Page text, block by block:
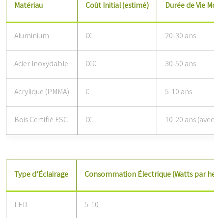
Matériau Coût Initial (estimé) Durée de Vie
Aluminium €€ 20-30 ans
Acier Inoxydable €€€ 30-50 ans
Acrylique (PMMA) € 5-10 ans
Bois Certifié FSC €€ 10-20 ans (avec
Type d’Éclairage Consommation Électrique (Watts par
LED 5-10